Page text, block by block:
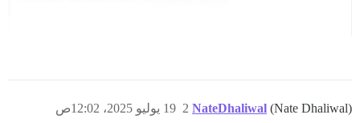
NateDhaliwal (Nate Dhaliwal) 19 يوليو 2025، 12:02ص 2